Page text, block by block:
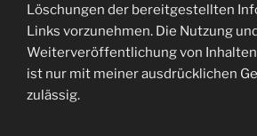
Löschungen der bereitgestellten
Links vorzunehmen. Die Nutzung
Weiterveröffentlichung von
ist nur mit meiner ausdrücklichen
zulässig.